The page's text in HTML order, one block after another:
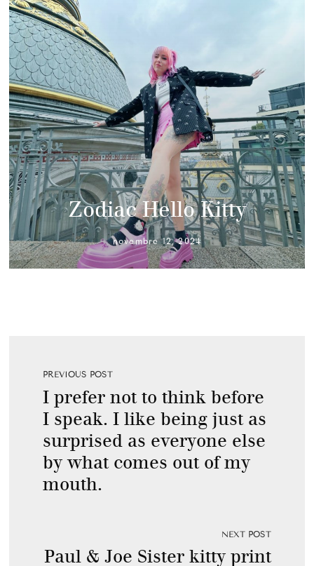
Zodiac Hello Kitty
novembre 12, 2024
PREVIOUS POST
I prefer not to think before
I speak. I like being just as
surprised as everyone else
by what comes out of my
mouth.
NEXT POST
Paul & Joe Sister kitty print